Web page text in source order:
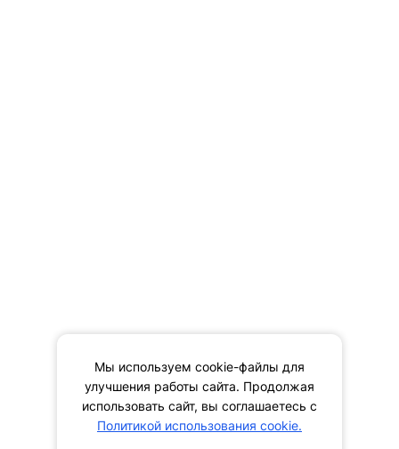
Мы используем cookie-файлы для
улучшения работы сайта. Продолжая
использовать сайт, вы соглашаетесь с
Политикой использования cookie.